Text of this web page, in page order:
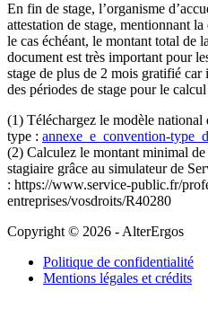
En fin de stage, l’organisme
attestation de stage, mentionnant
le cas échéant, le montant total de
document est très important pour
stage de plus de 2 mois gratifié
des périodes de stage pour le
(1) Téléchargez le modèle national
type : annexe_e_convention-
(2) Calculez le montant minimal
stagiaire grâce au simulateur de
: https://www.service-public.fr/
entreprises/vosdroits/R40280
Copyright © 2026 - AlterErgos
Politique de confidentialité
Mentions légales et crédits